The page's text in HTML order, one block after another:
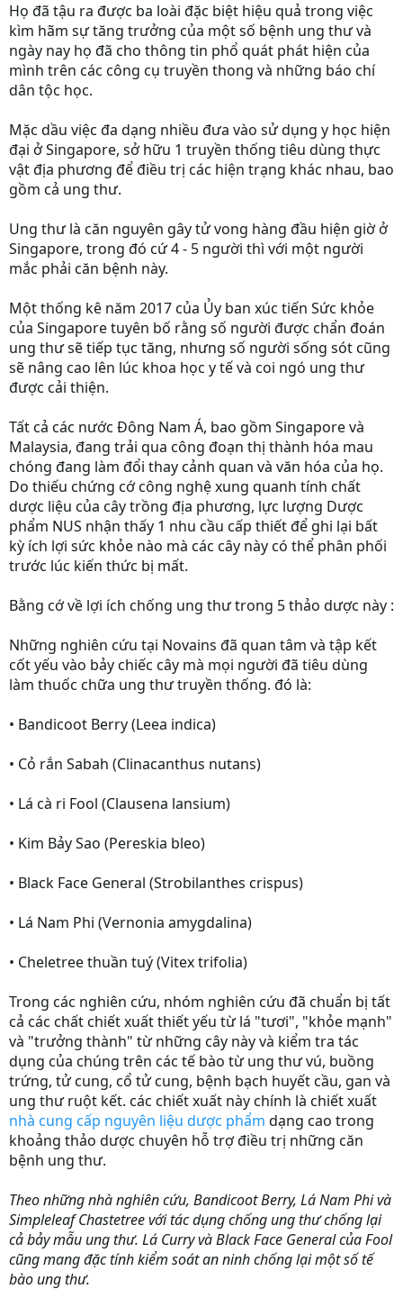
Họ đã tậu ra được ba loài đặc biệt hiệu quả trong việc
kìm hãm sự tăng trưởng của một số bệnh ung thư và
ngày nay họ đã cho thông tin phổ quát phát hiện của
mình trên các công cụ truyền thong và những báo chí
dân tộc học.
Mặc dầu việc đa dạng nhiều đưa vào sử dụng y học hiện
đại ở Singapore, sở hữu 1 truyền thống tiêu dùng thực
vật địa phương để điều trị các hiện trạng khác nhau, bao
gồm cả ung thư.
Ung thư là căn nguyên gây tử vong hàng đầu hiện giờ ở
Singapore, trong đó cứ 4 - 5 người thì với một người
mắc phải căn bệnh này.
Một thống kê năm 2017 của Ủy ban xúc tiến Sức khỏe
của Singapore tuyên bố rằng số người được chẩn đoán
ung thư sẽ tiếp tục tăng, nhưng số người sống sót cũng
sẽ nâng cao lên lúc khoa học y tế và coi ngó ung thư
được cải thiện.
Tất cả các nước Đông Nam Á, bao gồm Singapore và
Malaysia, đang trải qua công đoạn thị thành hóa mau
chóng đang làm đổi thay cảnh quan và văn hóa của họ.
Do thiếu chứng cớ công nghệ xung quanh tính chất
dược liệu của cây trồng địa phương, lực lượng Dược
phẩm NUS nhận thấy 1 nhu cầu cấp thiết để ghi lại bất
kỳ ích lợi sức khỏe nào mà các cây này có thể phân phối
trước lúc kiến thức bị mất.
Bằng cớ về lợi ích chống ung thư trong 5 thảo dược này :
Những nghiên cứu tại Novains đã quan tâm và tập kết
cốt yếu vào bảy chiếc cây mà mọi người đã tiêu dùng
làm thuốc chữa ung thư truyền thống. đó là:
• Bandicoot Berry (Leea indica)
• Cỏ rắn Sabah (Clinacanthus nutans)
• Lá cà ri Fool (Clausena lansium)
• Kim Bảy Sao (Pereskia bleo)
• Black Face General (Strobilanthes crispus)
• Lá Nam Phi (Vernonia amygdalina)
• Cheletree thuần tuý (Vitex trifolia)
Trong các nghiên cứu, nhóm nghiên cứu đã chuẩn bị tất
cả các chất chiết xuất thiết yếu từ lá "tươi", "khỏe mạnh"
và "trưởng thành" từ những cây này và kiểm tra tác
dụng của chúng trên các tế bào từ ung thư vú, buồng
trứng, tử cung, cổ tử cung, bệnh bạch huyết cầu, gan và
ung thư ruột kết. các chiết xuất này chính là chiết xuất
nhà cung cấp nguyên liệu dược phẩm dạng cao trong
khoảng thảo dược chuyên hỗ trợ điều trị những căn
bệnh ung thư.
Theo những nhà nghiên cứu, Bandicoot Berry, Lá Nam Phi và
Simpleleaf Chastetree với tác dụng chống ung thư chống lại
cả bảy mẫu ung thư. Lá Curry và Black Face General của Fool
cũng mang đặc tính kiểm soát an ninh chống lại một số tế
bào ung thư.